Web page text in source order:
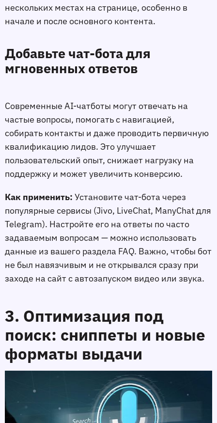
нескольких местах на странице, особенно в
начале и после основного контента.
Добавьте чат-бота для
мгновенных ответов
Современные AI-чатботы могут отвечать на
частые вопросы, помогать с навигацией,
собирать контакты и даже проводить первичную
квалификацию лидов. Это улучшает
пользовательский опыт, снижает нагрузку на
поддержку и может увеличить конверсию.
Как применить: Установите чат-бота через
популярные сервисы (Jivo, LiveChat, ManyChat для
Telegram). Настройте его на ответы по часто
задаваемым вопросам — можно использовать
данные из вашего раздела FAQ. Важно, чтобы бот
не был навязчивым и не открывался сразу при
заходе на сайт с автозапуском видео или звука.
3. Оптимизация под
поиск: сниппеты и новые
форматы выдачи